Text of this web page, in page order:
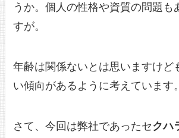
うか。個人の性格や資質の問題も
すが。
年齢は関係ないとは思いますけど
い傾向があるように考えています。
さて、今回は弊社であったセクハ